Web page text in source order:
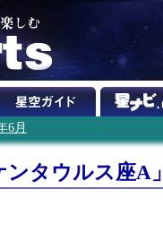
6月
タウルス座A」